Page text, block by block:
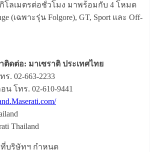
กิโลเมตรต่อชั่วโมง มาพร้อมกับ 4 โหมด
(เฉพาะรุ่น Folgore), GT, Sport และ Off-
ดต่อ: มาเซราติ ประเทศไทย
. 02-663-2233
โทร. 02-610-9441
Thailand
ที่บริษัทฯ กำหนด